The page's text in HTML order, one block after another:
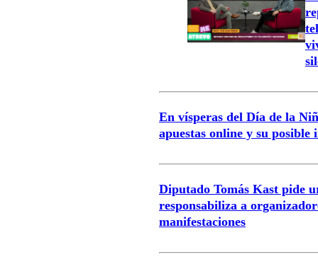
En vísperas del Día de la
apuestas online y su posible
Diputado Tomás Kast pide
responsabiliza a
manifestaciones